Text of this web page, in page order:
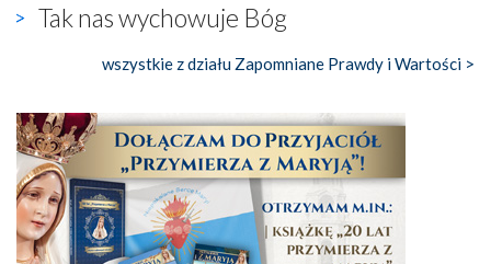
Tak nas wychowuje Bóg
wszystkie z działu Zapomniane Prawdy i Wartości >